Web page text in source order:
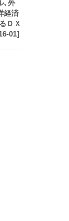
､外
経済
ＤＸ
01]